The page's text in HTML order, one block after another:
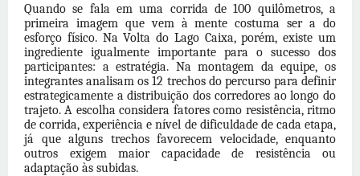
Quando se fala em uma corrida de 100 quilômetros, a
primeira imagem que vem à mente costuma ser a do
esforço físico. NaVolta do LagoCaixa, porém, existe um
ingrediente igualmente importante para o sucesso dos
participantes: a estratégia. Na montagem da equipe, os
integrantes analisam os 12 trechos do percurso para definir
estrategicamente a distribuiçãodos corredores ao longo do
trajeto. A escolha considera fatores como resistência, ritmo
de corrida, experiência e nível de dificuldade de cada etapa,
já que alguns trechos favorecem velocidade, enquanto
outros exigem maior capacidade de resistência ou
adaptação às subidas.